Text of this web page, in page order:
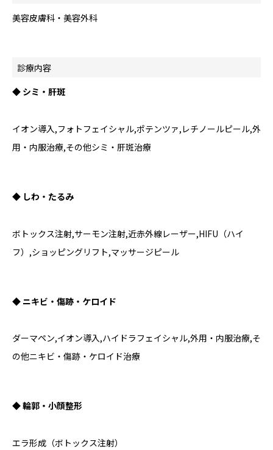
美容皮膚科・美容外科
診療内容
◆ シミ・肝斑
イオン導入,フォトフェイシャル,ポテンツァ,レチノールピール,外
用・内服治療,その他シミ・肝斑治療
◆ しわ・たるみ
ボトックス注射,サーモン注射,近赤外線レーザー,HIFU（ハイ
フ）,ショッピングリフト,マッサージピール
◆ ニキビ・傷跡・ケロイド
ダーマペン,イオン導入,ハイドラフェイシャル,外用・内服治療,そ
の他ニキビ・傷跡・ケロイド治療
◆ 輪郭・小顔整形
エラ形成（ボトックス注射）